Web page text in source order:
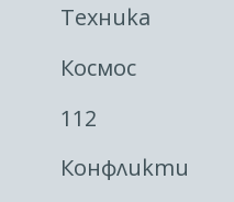
Техника
Космос
112
Конфликти